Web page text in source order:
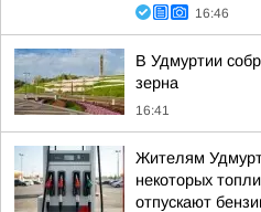
16:46
В Удмуртии
зерна
16:41
Жителям
некоторых
отпускают